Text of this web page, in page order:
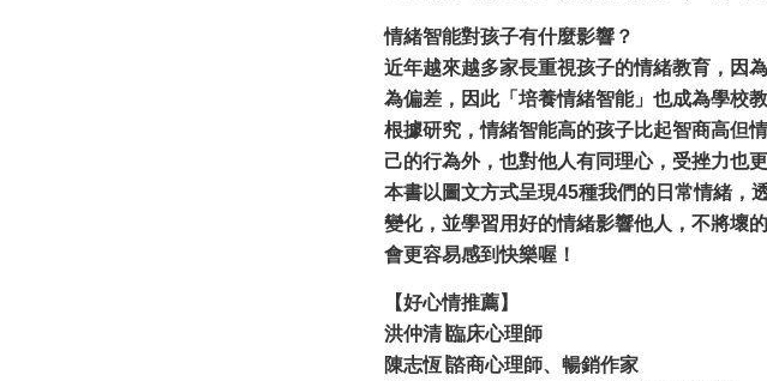
情緒智能對孩子有什麼影響？
近年越來越多家長重視孩子的情緒教育，因
為偏差，因此「培養情緒智能」也成為學校
根據研究，情緒智能高的孩子比起智商高但
己的行為外，也對他人有同理心，受挫力也
本書以圖文方式呈現45種我們的日常情緒，
變化，並學習用好的情緒影響他人，不將壞
會更容易感到快樂喔！
【好心情推薦】
洪仲清∣臨床心理師
陳志恆∣諮商心理師、暢銷作家